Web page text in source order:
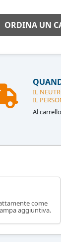
ORDINA UN
IL
IL
Al
come
aggiuntiva.